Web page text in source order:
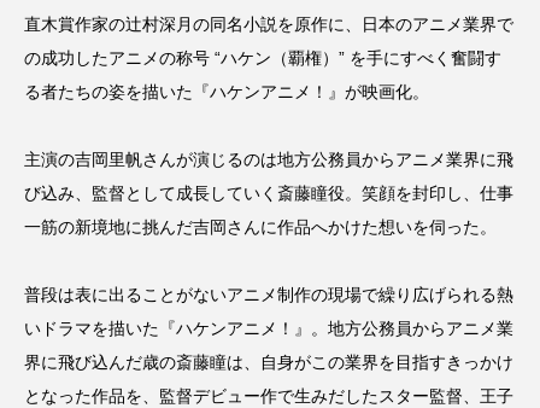
直木賞作家の辻村深月の同名小説を原作に、日本のアニメ業界で
の成功したアニメの称号 “ハケン（覇権）” を手にすべく奮闘す
る者たちの姿を描いた『ハケンアニメ！』が映画化。
主演の吉岡里帆さんが演じるのは地方公務員からアニメ業界に飛
び込み、監督として成長していく斎藤瞳役。笑顔を封印し、仕事
一筋の新境地に挑んだ吉岡さんに作品へかけた想いを伺った。
普段は表に出ることがないアニメ制作の現場で繰り広げられる熱
いドラマを描いた『ハケンアニメ！』。地方公務員からアニメ業
界に飛び込んだ歳の斎藤瞳は、自身がこの業界を目指すきっかけ
となった作品を、監督デビュー作で生みだしたスター監督、王子